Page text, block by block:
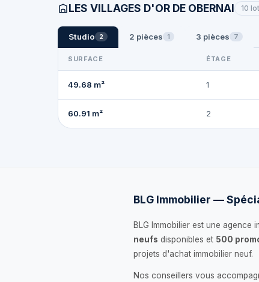
LES VILLAGES D'OR DE OBERNAI 10
Studio 2 2 pièces 1 3 pièces 7
SURFACE ÉTAGE
49.68 m² 1
60.91 m² 2
BLG Immobilier —
BLG Immobilier est une agence
neufs disponibles et 500
projets d'achat immobilier neuf.
Nos conseillers vous